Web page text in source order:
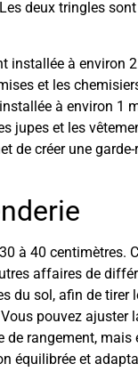
deux tringles
installée à environ
et les
à environ 1
jupes et les
de créer une
à 40 centimètres.
affaires de
du sol, afin de tirer
pouvez ajuster
de rangement, mais
équilibrée et